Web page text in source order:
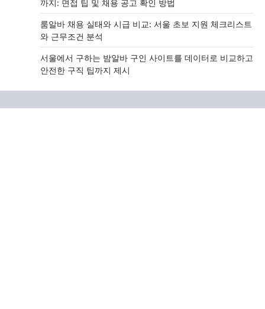
까지: 면접 팁 및 채용 공고 확인 방법
룸알바 채용 실태와 시급 비교: 서울 초보 지원 체크리스트
와 근무조건 분석
서울에서 구하는 밤알바 구인 사이트를 데이터로 비교하고
안전한 구직 팁까지 제시